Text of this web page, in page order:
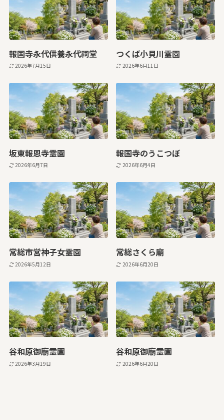
報国寺永代供養永代祠堂
2026年7月15日
つくば小貝川霊園
2026年6月11日
坂東報恩寺霊園
2026年6月7日
報国寺のうこつぼ
2026年6月4日
常総市営神子女霊園
2026年5月12日
常総さくら廟
2026年6月20日
谷和原御廟霊園
2026年3月19日
谷和原御廟霊園
2026年6月20日